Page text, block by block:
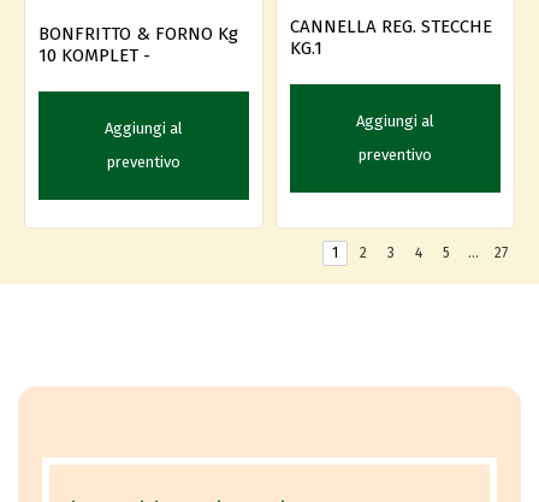
BONFRITTO & FORNO Kg
10 KOMPLET -
Aggiungi al
preventivo
CANNELLA REG. STECCHE
KG.1
Aggiungi al
preventivo
1 2 3 4 5 … 27